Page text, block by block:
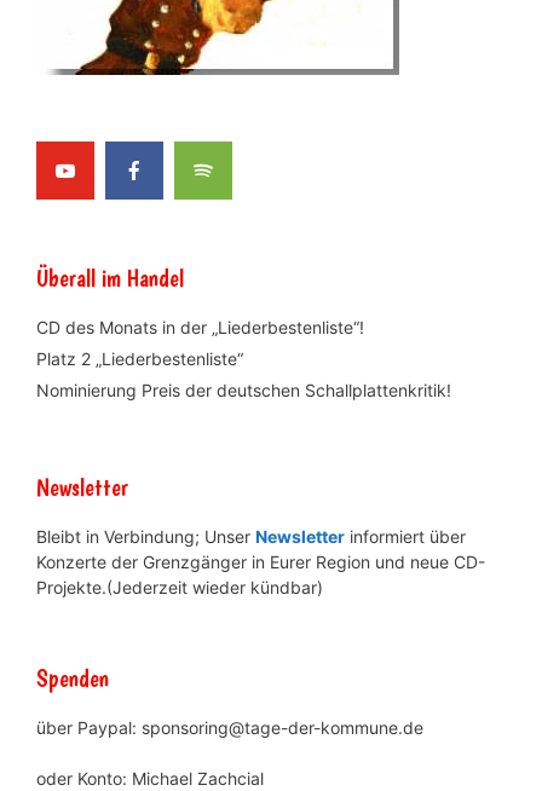
Überall im Handel
CD des Monats in der „Liederbestenliste“!
Platz 2 „Liederbestenliste“
Nominierung Preis der deutschen Schallplattenkritik!
Newsletter
Bleibt in Verbindung; Unser Newsletter informiert über
Konzerte der Grenzgänger in Eurer Region und neue CD-
Projekte.(Jederzeit wieder kündbar)
Spenden
über Paypal: sponsoring@tage-der-kommune.de
oder Konto: Michael Zachcial